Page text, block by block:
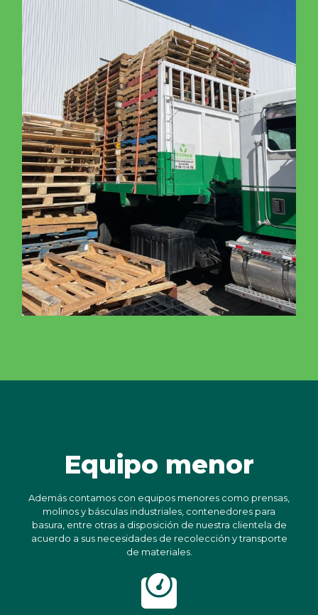
Equipo menor
Además contamos con equipos menores como prensas,
molinos y básculas industriales, contenedores para
basura, entre otras a disposición de nuestra clientela de
acuerdo a sus necesidades de recolección y transporte
de materiales.